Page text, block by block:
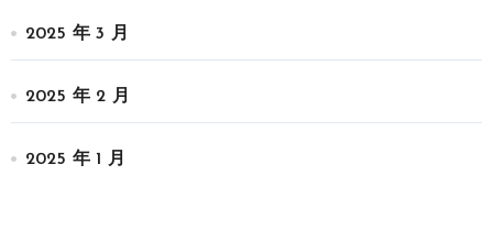
2025 年 3 月
2025 年 2 月
2025 年 1 月